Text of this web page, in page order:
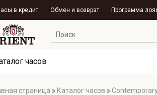
в кредит Обмен и возврат Программа
часов
страница » Каталог часов »